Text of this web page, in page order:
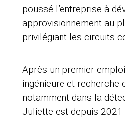
poussé l’entreprise à
approvisionnement au
privilégiant les circuits
Après un premier
ingénieure et recherche
notamment dans la
Juliette est depuis 2021